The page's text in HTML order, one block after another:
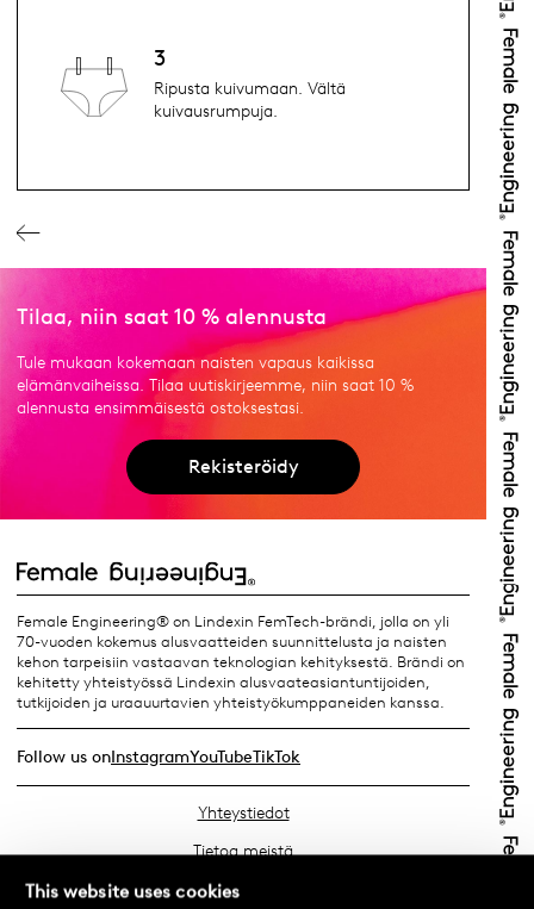
This website uses cookies
3
Ripusta kuivumaan. Vältä
kuivausrumpuja.
Tilaa, niin saat 10 % alennusta
Tule mukaan kokemaan naisten vapaus kaikissa
elämänvaiheissa. Tilaa uutiskirjeemme, niin saat 10 %
alennusta ensimmäisestä ostoksestasi.
Rekisteröidy
Female Engineering® on Lindexin FemTech-brändi, jolla on yli
70-vuoden kokemus alusvaatteiden suunnittelusta ja naisten
kehon tarpeisiin vastaavan teknologian kehityksestä. Brändi on
kehitetty yhteistyössä Lindexin alusvaateasiantuntijoiden,
tutkijoiden ja uraauurtavien yhteistyökumppaneiden kanssa.
Follow us onInstagramYouTubeTikTok
Yhteystiedot
Tietoa meistä
Etsi lähin myymäläsi